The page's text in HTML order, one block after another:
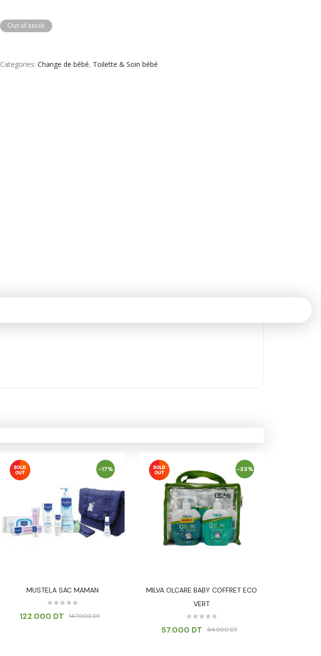
Out of stock
Categories Change de bébé, Toilette & Soin bébé
-17%
MUSTELA SAC MAMAN
147.000DT
122.000 DT
-33%
MILVA OLCARE BABY COFFRET ECO
VERT
84.900DT
57.000 DT